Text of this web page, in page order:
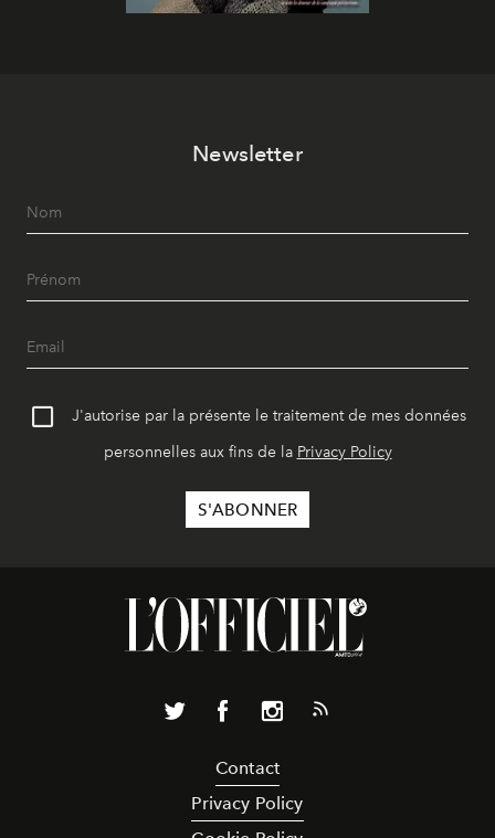
Newsletter
J'autorise par la présente le traitement de mes données
personnelles aux fins de la Privacy Policy
Contact
Privacy Policy